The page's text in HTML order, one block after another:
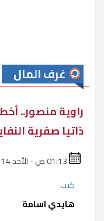
غرف المال
راوية منصور..
ذاتيا صفرية
كتب
هايدي اسامة